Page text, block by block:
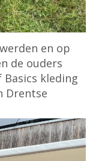
en op
de ouders
kleding
Drentse